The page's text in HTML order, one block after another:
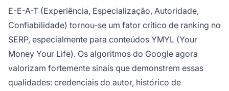
E-E-A-T (Experiência, Especialização, Autoridade,
Confiabilidade) tornou-se um fator crítico de ranking no
SERP, especialmente para conteúdos YMYL (Your
Money Your Life). Os algoritmos do Google agora
valorizam fortemente sinais que demonstrem essas
qualidades: credenciais do autor, histórico de